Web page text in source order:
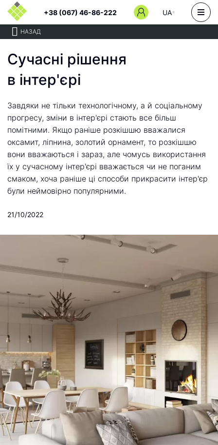
+38 (067) 46-86-222 UA
НАЗАД
Сучасні рішення
в інтер'єрі
Завдяки не тільки технологічному, а й соціальному
прогресу, зміни в інтер'єрі стають все більш
помітними. Якщо раніше розкішшю вважалися
оксамит, ліпнина, золотий орнамент, то розкішшю
вони вважаються і зараз, але чомусь використання
їх у сучасному інтер'єрі вважається чи не поганим
смаком, хоча раніше ці способи прикрасити інтер'єр
були неймовірно популярними.
21/10/2022